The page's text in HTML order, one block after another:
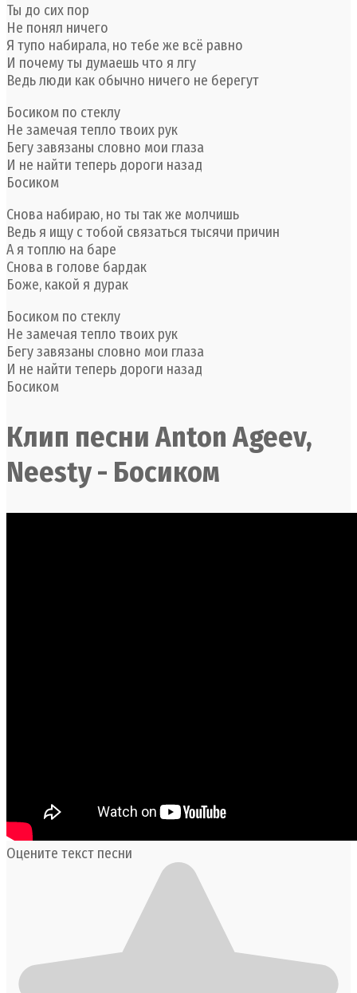
Ты до сих пор
Не понял ничего
Я тупо набирала, но тебе же всё равно
И почему ты думаешь что я лгу
Ведь люди как обычно ничего не берегут
Босиком по стеклу
Не замечая тепло твоих рук
Бегу завязаны словно мои глаза
И не найти теперь дороги назад
Босиком
Снова набираю, но ты так же молчишь
Ведь я ищу с тобой связаться тысячи причин
А я топлю на баре
Снова в голове бардак
Боже, какой я дурак
Босиком по стеклу
Не замечая тепло твоих рук
Бегу завязаны словно мои глаза
И не найти теперь дороги назад
Босиком
Клип песни Anton Ageev,
Neesty - Босиком
Оцените текст песни